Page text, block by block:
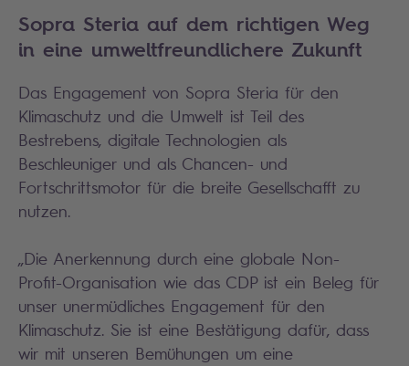
Sopra Steria auf dem richtigen Weg
in eine umweltfreundlichere Zukunft
Das Engagement von Sopra Steria für den
Klimaschutz und die Umwelt ist Teil des
Bestrebens, digitale Technologien als
Beschleuniger und als Chancen- und
Fortschrittsmotor für die breite Gesellschafft zu
nutzen.
„Die Anerkennung durch eine globale Non-
Profit-Organisation wie das CDP ist ein Beleg für
unser unermüdliches Engagement für den
Klimaschutz. Sie ist eine Bestätigung dafür, dass
wir mit unseren Bemühungen um eine